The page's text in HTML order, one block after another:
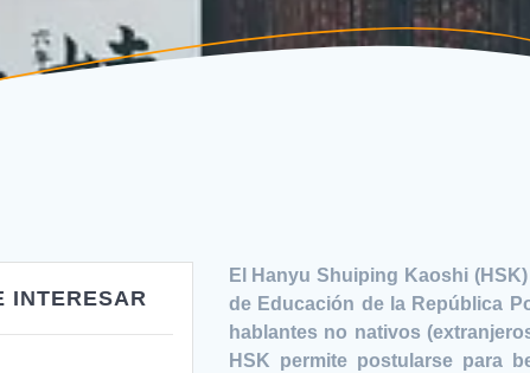
INTERESAR
El Hanyu Shuiping Kaoshi
de Educación de la República
hablantes no nativos
HSK permite postularse para